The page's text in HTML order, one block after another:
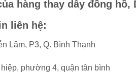
hàng thay dây đồng
liên hệ:
Lâm, P3, Q. Bình Thạnh
phường 4, quận tân bình